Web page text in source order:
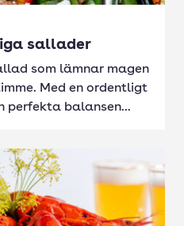
sallader
som lämnar magen
Med en ordentligt
perfekta balansen...